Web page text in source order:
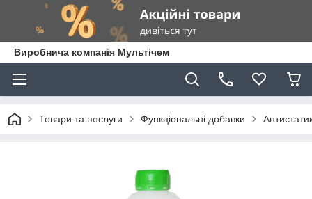
Виробнича компанія Мультічем
Товари та послуги Функціональні добавки